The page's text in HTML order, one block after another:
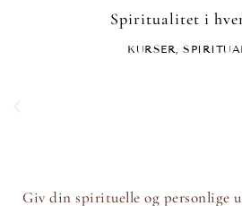
Spiritualitet i
KURSER ,
Giv din spirituelle og personlige